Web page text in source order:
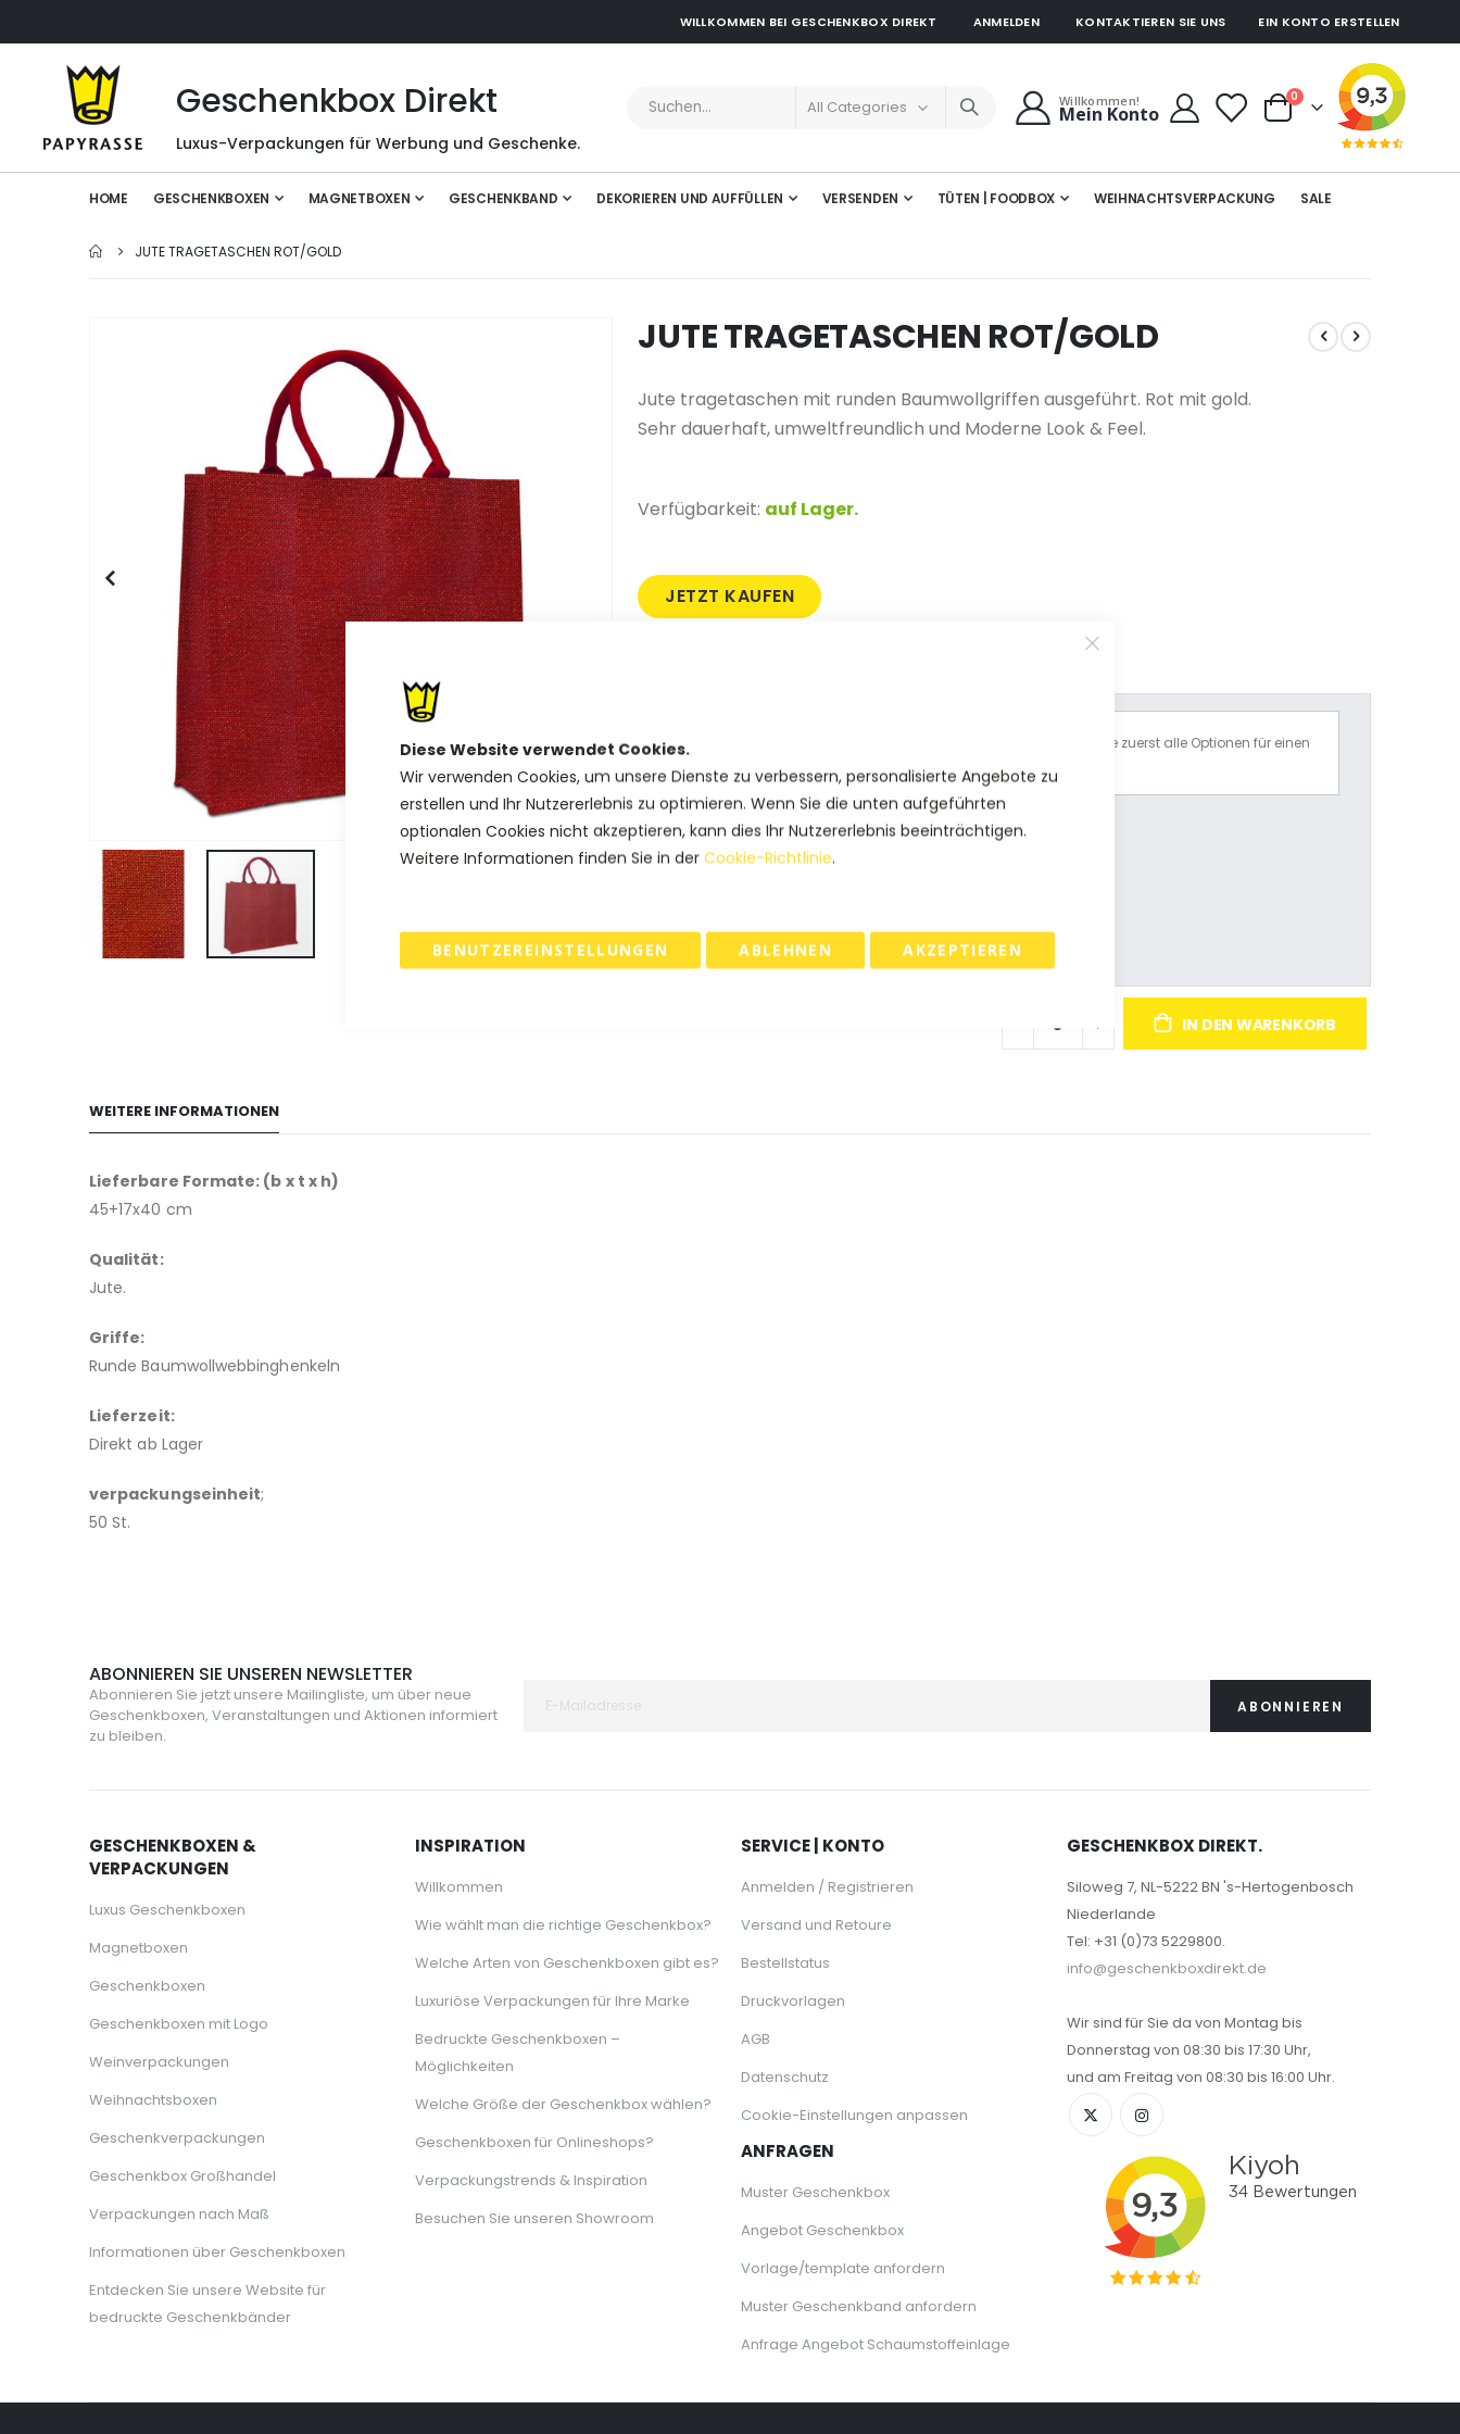
Diese Website verwendet Cookies.
Wir verwenden Cookies, um unsere Dienste zu verbessern, personalisierte Angebote zu
erstellen und Ihr Nutzererlebnis zu optimieren. Wenn Sie die unten aufgeführten
optionalen Cookies nicht akzeptieren, kann dies Ihr Nutzererlebnis beeinträchtigen.
Weitere Informationen finden Sie in der Cookie-Richtlinie.
AKZEPTIEREN
BENUTZEREINSTELLUNGEN ABLEHNEN
WILLKOMMEN BEI GESCHENKBOX DIREKT ANMELDEN KONTAKTIEREN SIE UNS EIN KONTO ERSTELLEN
Geschenkbox Direkt
Luxus-Verpackungen für Werbung und Geschenke.
Willkommen!
Mein Konto Cart
0Artikel
HOME GESCHENKBOXEN MAGNETBOXEN GESCHENKBAND DEKORIEREN UND AUFFÜLLEN VERSENDEN TÜTEN | FOODBOX WEIHNACHTSVERPACKUNG SALE
JUTE TRAGETASCHEN ROT/GOLD
JUTE TRAGETASCHEN ROT/GOLD
Jute tragetaschen mit runden Baumwollgriffen ausgeführt. Rot mit gold.
Sehr dauerhaft, umweltfreundlich und Moderne Look & Feel.
Verfügbarkeit: auf Lager.
JETZT KAUFEN
Formaat (b x d x h)
Haben Sie Fragen zu diesem
kundendienst@geschenkboxdirekt.
Bitte wählen Sie zuerst alle Optionen für einen
IN DEN WARENKORB
WEITERE INFORMATIONEN
Lieferbare Formate: (b x t x h)
45+17x40 cm
Qualität:
Jute.
Griffe:
Runde Baumwollwebbinghenkeln
Lieferzeit:
Direkt ab Lager
verpackungseinheit;
50 St.
ABONNIEREN SIE UNSEREN NEWSLETTER
Abonnieren Sie jetzt unsere Mailingliste, um über neue
Geschenkboxen, Veranstaltungen und Aktionen informiert
zu bleiben.
ABONNIEREN
GESCHENKBOXEN &
VERPACKUNGEN
Luxus Geschenkboxen
Magnetboxen
Geschenkboxen
Geschenkboxen mit Logo
Weinverpackungen
Weihnachtsboxen
Geschenkverpackungen
Geschenkbox Großhandel
Verpackungen nach Maß
Informationen über Geschenkboxen
Entdecken Sie unsere Website für
bedruckte Geschenkbänder
INSPIRATION
Willkommen
Wie wählt man die richtige Geschenkbox?
Welche Arten von Geschenkboxen gibt es?
Luxuriöse Verpackungen für Ihre Marke
Bedruckte Geschenkboxen –
Möglichkeiten
Welche Größe der Geschenkbox wählen?
Geschenkboxen für Onlineshops?
Verpackungstrends & Inspiration
Besuchen Sie unseren Showroom
SERVICE | KONTO
Anmelden / Registrieren
Versand und Retoure
Bestellstatus
Druckvorlagen
AGB
Datenschutz
Cookie-Einstellungen anpassen
ANFRAGEN
Muster Geschenkbox
Angebot Geschenkbox
Vorlage/template anfordern
Muster Geschenkband anfordern
Anfrage Angebot Schaumstoffeinlage
GESCHENKBOX DIREKT.
Siloweg 7, NL-5222 BN 's-Hertogenbosch
Niederlande
Tel: +31 (0)73 5229800.
info@geschenkboxdirekt.de
Wir sind für Sie da von Montag bis
Donnerstag von 08:30 bis 17:30 Uhr,
und am Freitag von 08:30 bis 16:00 Uhr.